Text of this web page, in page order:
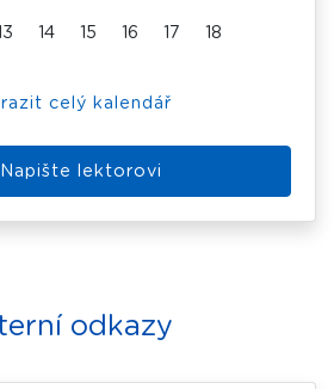
14 15 16 17 18
celý kalendář
Napište lektorovi
odkazy